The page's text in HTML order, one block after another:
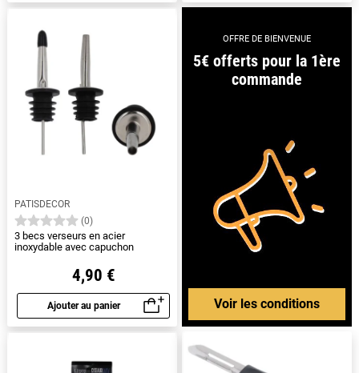
PATISDECOR
(0)
3 becs verseurs en acier
inoxydable avec capuchon
4,90 €
Ajouter au panier
Aperçu rapide
OFFRE DE BIENVENUE
5€ offerts pour la 1ère
commande
Voir les conditions